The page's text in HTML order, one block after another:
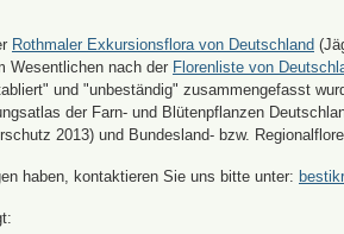
Rothmaler Exkursionsflora von Deutschland
Wesentlichen nach der Florenliste von
und "unbeständig" zusammengefasst
der Farn- und Blütenpflanzen
2013) und Bundesland- bzw.
haben, kontaktieren Sie uns bitte unter: